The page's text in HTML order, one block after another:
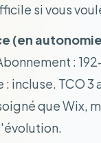
si vous
(en
:
incluse. TCO 3
que Wix,